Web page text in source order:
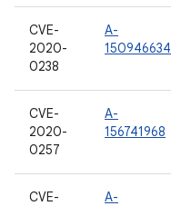
CVE-
2020-
0238
A-
150946634
CVE-
2020-
0257
A-
156741968
CVE-
A-